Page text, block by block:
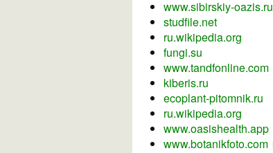
www.sibirskiy-oazis.ru
studfile.net
ru.wikipedia.org
fungi.su
www.tandfonline.com
kiberis.ru
ecoplant-pitomnik.ru
ru.wikipedia.org
www.oasishealth.app
www.botanikfoto.com